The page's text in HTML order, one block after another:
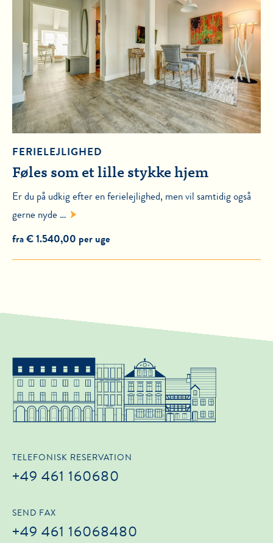
FERIELEJLIGHED
Føles som et lille stykke hjem
Er du på udkig efter en ferielejlighed, men vil samtidig også
gerne nyde …
fra € 1.540,00 per uge
TELEFONISK RESERVATION
+49 461 160680
SEND FAX
+49 461 16068480